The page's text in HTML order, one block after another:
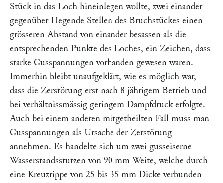
Stück in das Loch hineinlegen wollte, zwei einander
gegenüber Hegende Stellen des Bruchstückes einen
grösseren Abstand von einander besassen als die
entsprechenden Punkte des Loches, ein Zeichen, dass
starke Gusspannungen vorhanden gewesen waren.
Immerhin bleibt unaufgeklärt, wie es möglich war,
dass die Zerstörung erst nach 8 jährigem Betrieb und
bei verhältnissmässig geringem Dampfdruck erfolgte.
Auch bei einem anderen mitgetheilten Fall muss man
Gusspannungen als Ursache der Zerstörung
annehmen. Es handelte sich um zwei gusseiserne
Wasserstandsstutzen von 90 mm Weite, welche durch
eine Kreuzrippe von 25 bis 35 mm Dicke verbunden